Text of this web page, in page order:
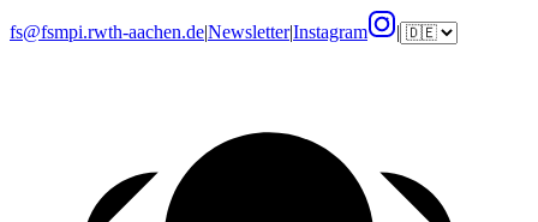
fs@fsmpi.rwth-aachen.de|Newsletter|Instagram |